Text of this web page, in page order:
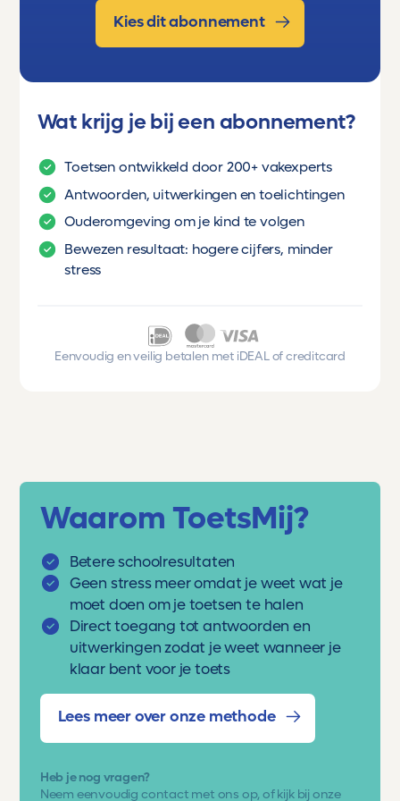
Kies dit abonnement
Wat krijg je bij een abonnement?
Toetsen ontwikkeld door 200+ vakexperts
Antwoorden, uitwerkingen en toelichtingen
Ouderomgeving om je kind te volgen
Bewezen resultaat: hogere cijfers, minder
stress
Eenvoudig en veilig betalen met iDEAL of creditcard
Waarom ToetsMij?
Betere schoolresultaten
Geen stress meer omdat je weet wat je
moet doen om je toetsen te halen
Direct toegang tot antwoorden en
uitwerkingen zodat je weet wanneer je
klaar bent voor je toets
Lees meer over onze methode
Heb je nog vragen?
Neem eenvoudig contact met ons op, of kijk bij onze